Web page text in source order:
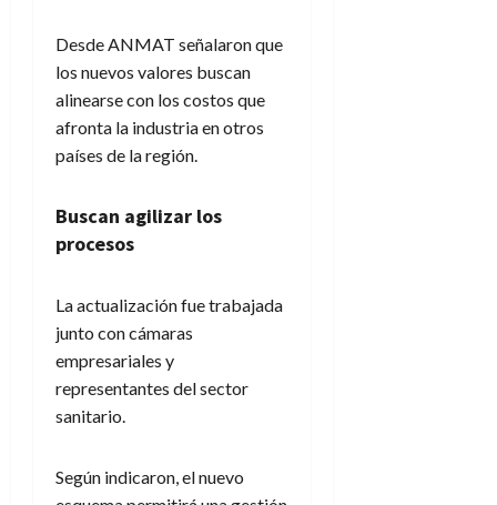
Desde ANMAT señalaron que
los nuevos valores buscan
alinearse con los costos que
afronta la industria en otros
países de la región.
Buscan agilizar los
procesos
La actualización fue trabajada
junto con cámaras
empresariales y
representantes del sector
sanitario.
Según indicaron, el nuevo